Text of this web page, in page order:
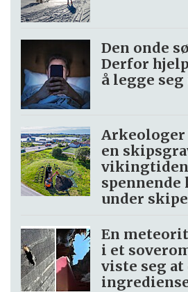
Den onde
Derfor
å legge
Arkeologer
en
spennende
under
En
i et
viste seg at